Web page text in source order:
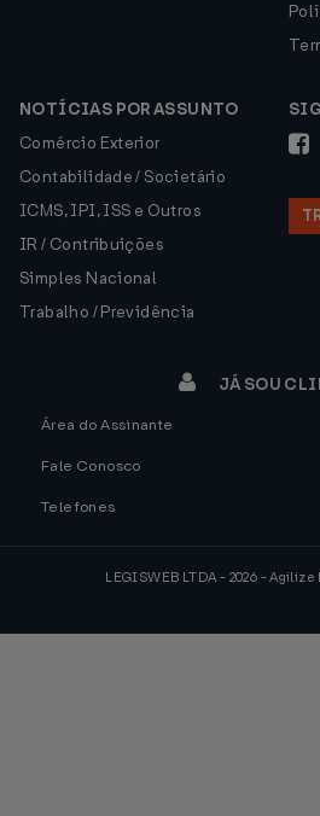
NOTÍCIAS POR ASSUNTO
Comércio Exterior
Contabilidade / Societário
ICMS, IPI, ISS e Outros
IR / Contribuições
Simples Nacional
Trabalho / Previdência
JÁ SOU
Área do Assinante
Fale Conosco
Telefones
LEGISWEB LTDA - 2026 -